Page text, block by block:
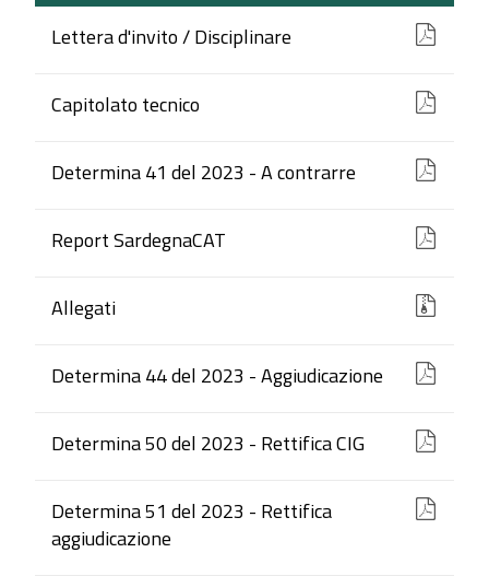
Lettera d'invito / Disciplinare
Capitolato tecnico
Determina 41 del 2023 - A contrarre
Report SardegnaCAT
Allegati
Determina 44 del 2023 - Aggiudicazione
Determina 50 del 2023 - Rettifica CIG
Determina 51 del 2023 - Rettifica
aggiudicazione